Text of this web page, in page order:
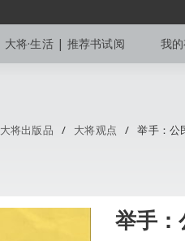
大将·生活 | 推荐书试阅 我
大将出版品 / 大将观点 / 举手：公
举手